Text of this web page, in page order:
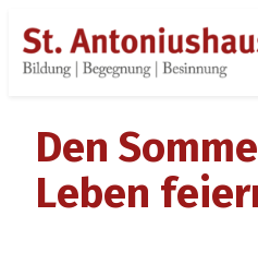
Zum
Inhalt
springen
Den
Leben